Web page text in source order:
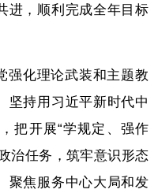
进，顺利完成全年目标
强化理论武装和主题教
坚持用习近平新时代中
把开展“学规定、强作
治任务，筑牢意识形态
聚焦服务中心大局和发